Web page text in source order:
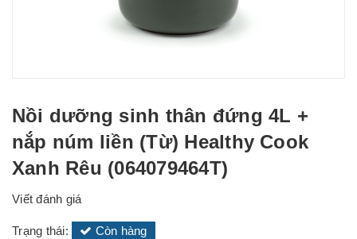
Nồi dưỡng sinh thân đứng 4L +
nắp núm liền (Từ) Healthy Cook
Xanh Rêu (064079464T)
Viết đánh giá
Trạng thái: Còn hàng